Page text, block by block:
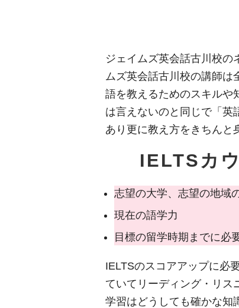
ジェイムズ英会話古川校の
ムズ英会話古川校の講師は
語を教えるためのスキルや
は言えないのと同じで「英
あり更に教え方をきちんと
IELTSカ
志望の大学、志望の地域
現在の語学力
目標の留学時期までに必
IELTSのスコアアップに必
ていてリーディング・リス
学習はどうしても確かな知